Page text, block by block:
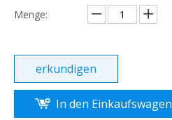
Menge:
erkundigen
In den Einkaufswagen